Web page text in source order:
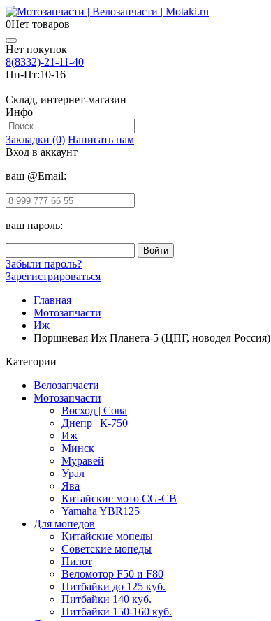
0Нет товаров
Нет покупок
8(8332)-21-11-40
Пн-Пт:10-16
Склад, интернет-магазин
Инфо
Закладки (0) Написать нам
Вход в аккаунт
ваш @Email:
ваш пароль:
Забыли пароль?
Зарегистрироваться
Главная
Мотозапчасти
Иж
Поршневая Иж Планета-5 (ЦПГ, новодел Россия)
Категории
Велозапчасти
Мотозапчасти
Восход | Сова
Днепр | К-750
Иж
Минск
Муравей
Урал
Ява
Китайские мото CG-CB
Yamaha YBR125
Для мопедов
Китайские мопеды
Советские мопеды
Пилот
Веломотор F50 и F80
Питбайки до 125 куб.
Питбайки 140 куб.
Питбайки 150-160 куб.